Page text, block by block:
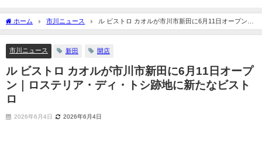
ホーム 市川ニュース
ル ビストロ カオルが市川市新田に6月11日オープン｜
ロステリア・ディ・トシ跡地に新たなビストロ
市川ニュース 新田 開店
ル ビストロ カオルが市川市新田に6月11日オープ
ン｜ロステリア・ディ・トシ跡地に新たなビスト
ロ
2026年6月4日 2026年6月4日